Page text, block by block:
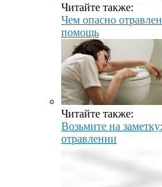
Читайте также:
Чем опасно
помощь
Читайте также:
Возьмите на
отравлении